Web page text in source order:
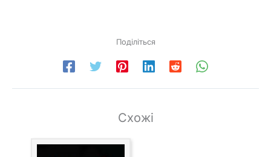
Поділіться
Схожі